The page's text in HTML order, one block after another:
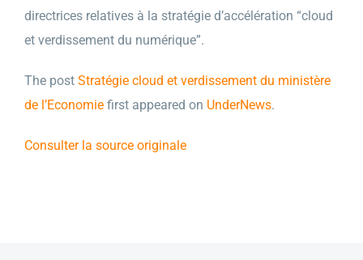
directrices relatives à la stratégie d’accélération “cloud
et verdissement du numérique”.
The post Stratégie cloud et verdissement du ministère
de l’Economie first appeared on UnderNews.
Consulter la source originale